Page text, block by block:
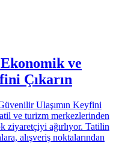
ve
Çıkarın
Ulaşımın Keyfini
ve turizm merkezlerinden
ziyaretçiyi ağırlıyor. Tatilin
alışveriş noktalarından